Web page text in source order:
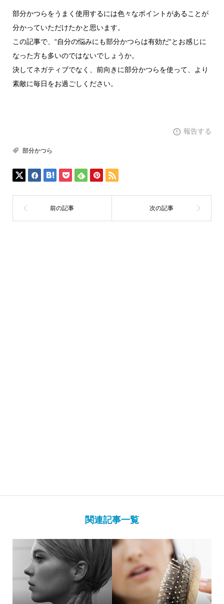
部分かつらをうまく使用するには色々なポイントがあることが
分かっていただけたかと思います。
この記事で、“自分の悩みにも部分かつらは有効だ“とお感じに
なった方も多いのではないでしょうか。
決してネガティブでなく、前向きに部分かつらを使って、より
素敵に毎日をお過ごしください。
報告する
部分かつら
関連記事一覧